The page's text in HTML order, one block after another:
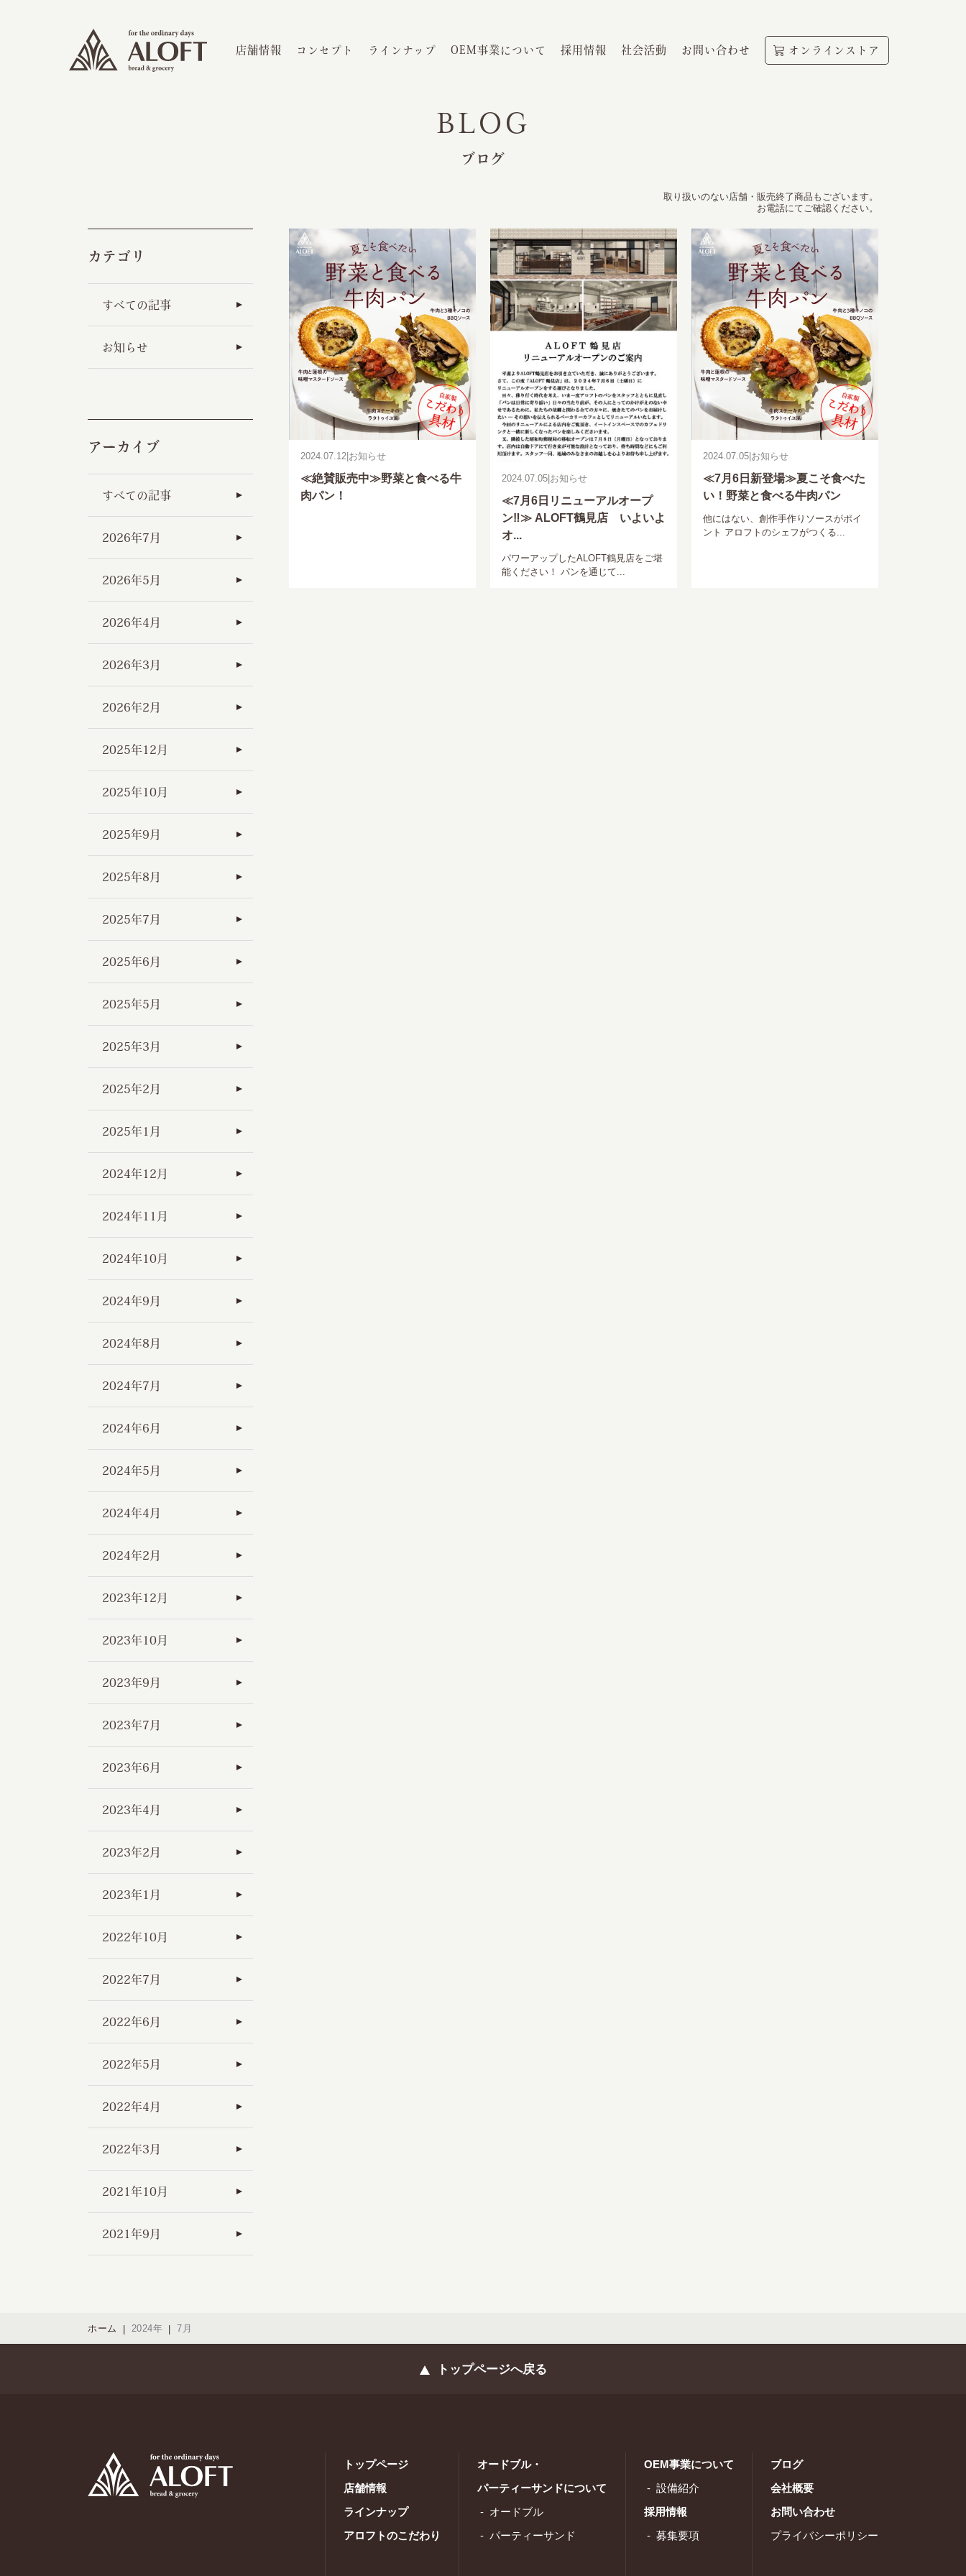
店舗情報 コンセプト ラインナップ OEM事業について 採用情報 社会活動 お問い合わせ オンラインストア
BLOG
ブログ
取り扱いのない店舗・販売終了商品もございます。
お電話にてご確認ください。
2024.07.12|お知らせ
≪絶賛販売中≫野菜と食べる牛
肉パン！
2024.07.05 お知らせ
≪7月6日リニューアルオープ
ン‼≫ ALOFT鶴見店 いよいよ
オ...
パワーアップしたALOFT鶴見店をご堪
能ください！ パンを通じて...
2024.07.05|お知らせ
≪7月6日新登場≫夏こそ食べた
い！野菜と食べる牛肉パン
他にはない、創作手作りソースがポイ
ント アロフトのシェフがつくる...
カテゴリ
すべての記事
お知らせ
アーカイブ
すべての記事
2026年7月
2026年5月
2026年4月
2026年3月
2026年2月
2025年12月
2025年10月
2025年9月
2025年8月
2025年7月
2025年6月
2025年5月
2025年3月
2025年2月
2025年1月
2024年12月
2024年11月
2024年10月
2024年9月
2024年8月
2024年7月
2024年6月
2024年5月
2024年4月
2024年2月
2023年12月
2023年10月
2023年9月
2023年7月
2023年6月
2023年4月
2023年2月
2023年1月
2022年10月
2022年7月
2022年6月
2022年5月
2022年4月
2022年3月
2021年10月
2021年9月
ホーム 2024年 7月
トップページへ戻る
トップページ
店舗情報
ラインナップ
アロフトのこだわり
オードブル・
パーティーサンドについて
オードブル
パーティーサンド
OEM事業について
設備紹介
採用情報
募集要項
ブログ
会社概要
お問い合わせ
プライバシーポリシー